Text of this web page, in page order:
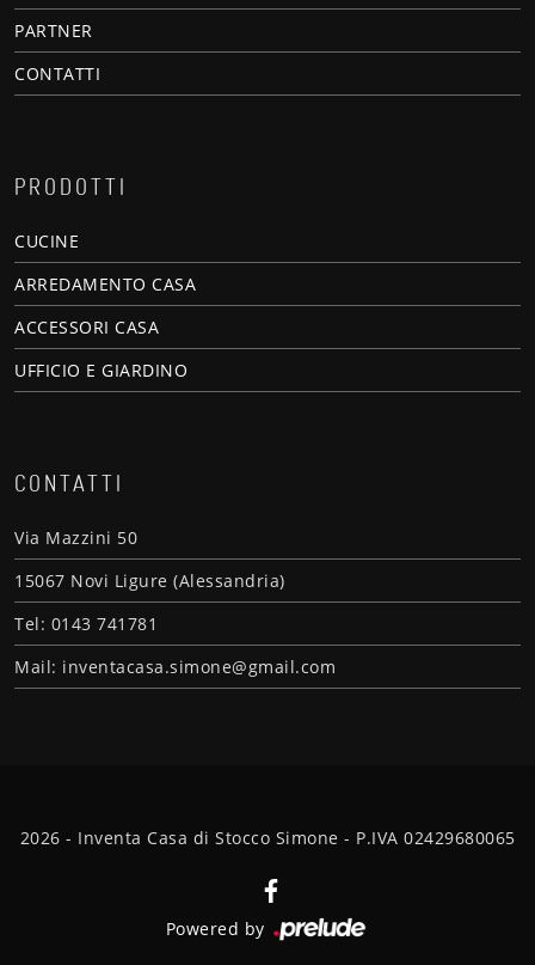
PARTNER
CONTATTI
PRODOTTI
CUCINE
ARREDAMENTO CASA
ACCESSORI CASA
UFFICIO E GIARDINO
CONTATTI
Via Mazzini 50
15067 Novi Ligure (Alessandria)
Tel: 0143 741781
Mail: inventacasa.simone@gmail.com
2026 - Inventa Casa di Stocco Simone - P.IVA 02429680065
Powered by